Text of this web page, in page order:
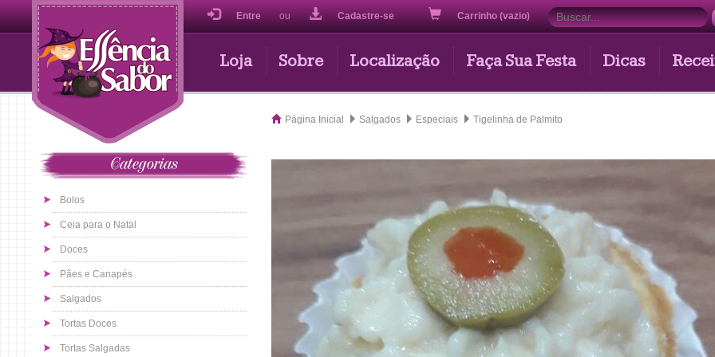
Entre ou Cadastre-se Carrinho (vazio)
Loja Sobre Localização Faça Sua Festa Dicas
Categorias
Bolos
Ceia para o Natal
Doces
Pães e Canapés
Salgados
Tortas Doces
Tortas Salgadas
Página Inicial Salgados Especiais Tigelinha de Palmito